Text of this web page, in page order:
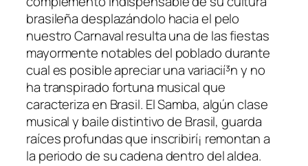
brasileña desplazándolo hacia el pelo
nuestro Carnaval resulta una de las fiestas
mayormente notables del poblado durante
cual es posible apreciar una variacií³n y no
ha transpirado fortuna musical que
caracteriza en Brasil. El Samba, algún clase
musical y baile distintivo de Brasil, guarda
raíces profundas que inscribirí¡ remontan a
la periodo de su cadena dentro del aldea.